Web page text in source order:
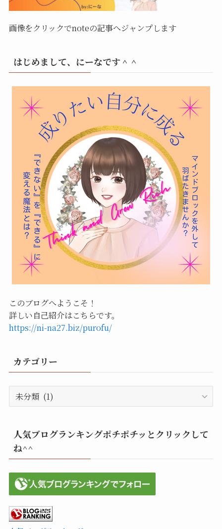
画像をクリックでnoteの記事へジャンプします
はじめまして、にーなです＾＾
このブログへようこそ！
詳しい自己紹介はこちらです。
https://ni-na27.biz/purofu/
カテゴリー
テ
ー
人気ブログランキングポチポチッとクリックして
ね^^